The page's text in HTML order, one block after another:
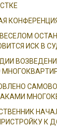
ИСК В
К